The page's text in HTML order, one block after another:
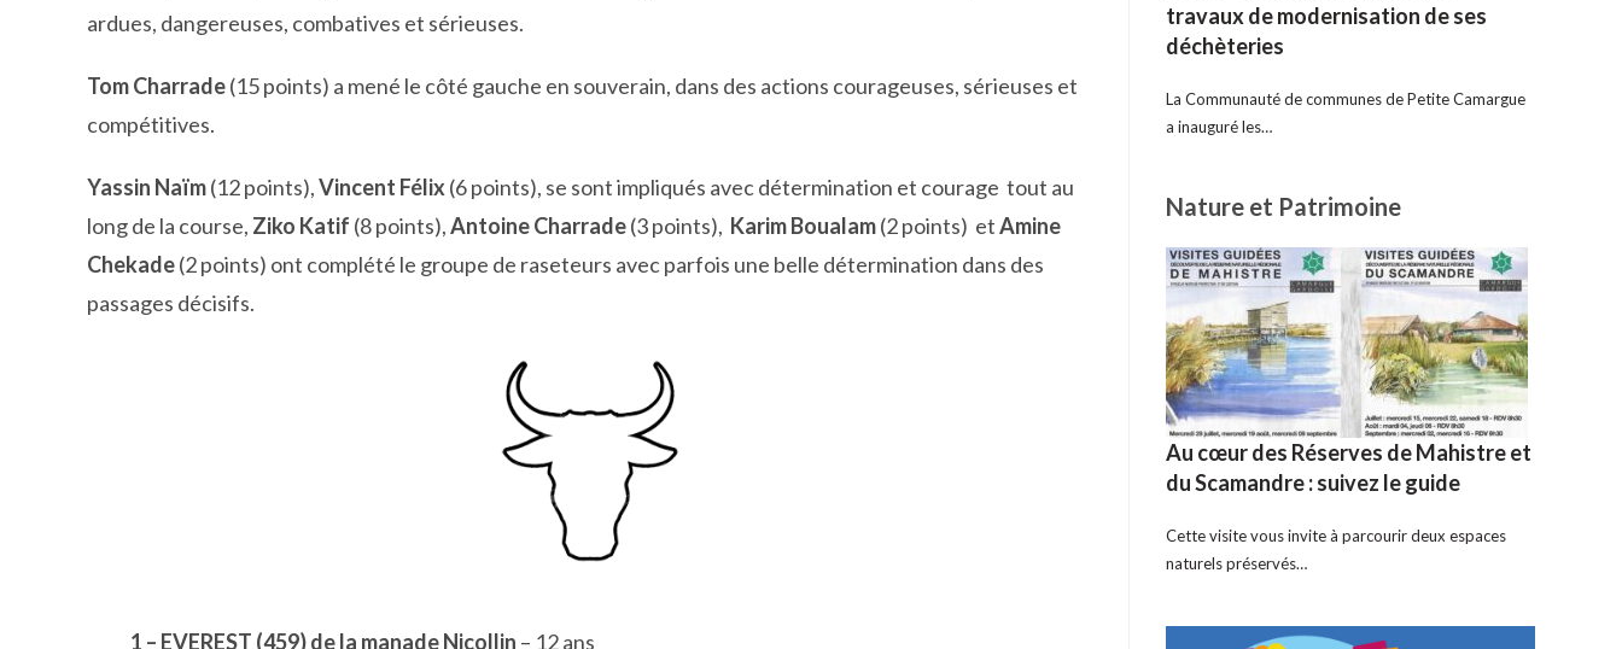
ardues, dangereuses, combatives et sérieuses.
Tom Charrade(15 points) a mené le côté gauche en souverain, dans des actions courageuses, sérieuses et
compétitives.
Yassin Naïm(12 points),Vincent Félix (6 points), se sont impliqués avec détermination et courage tout au
long de la course, Ziko Katif (8 points),Antoine Charrade(3 points), Karim Boualam(2 points) etAmine
Chekade(2 points) ont complété le groupe de raseteurs avec parfois une belle détermination dans des
passages décisifs.
1 – EVEREST (459) de la manade Nicollin – 12 ans
travaux de modernisation de ses
déchèteries
La Communauté de communes de Petite Camargue
a inauguré les…
Nature et Patrimoine
Au cœur des Réserves de Mahistre et
du Scamandre : suivez le guide
Cette visite vous invite à parcourir deux espaces
naturels préservés…